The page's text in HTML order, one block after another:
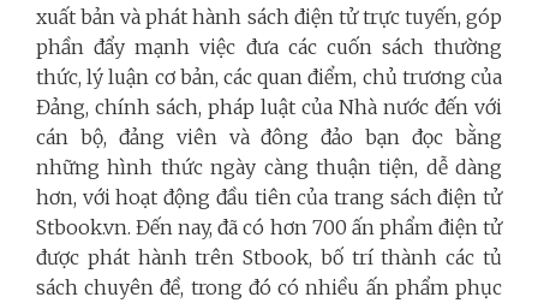
xuất bản và phát hành sách điện tử trực tuyến, góp
phần đẩy mạnh việc đưa các cuốn sách thường
thức, lý luận cơ bản, các quan điểm, chủ trương của
Đảng, chính sách, pháp luật của Nhà nước đến với
cán bộ, đảng viên và đông đảo bạn đọc bằng
những hình thức ngày càng thuận tiện, dễ dàng
hơn, với hoạt động đầu tiên của trang sách điện tử
Stbook.vn. Đến nay, đã có hơn 700 ấn phẩm điện tử
được phát hành trên Stbook, bố trí thành các tủ
sách chuyên đề, trong đó có nhiều ấn phẩm phục